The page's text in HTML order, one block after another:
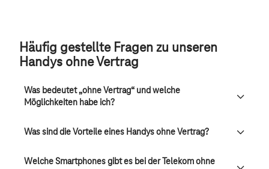
Häufig gestellte Fragen zu unseren
Handys ohne Vertrag
Was bedeutet „ohne Vertrag“ und welche
Möglichkeiten habe ich?
Was sind die Vorteile eines Handys ohne Vertrag?
Welche Smartphones gibt es bei der Telekom ohne